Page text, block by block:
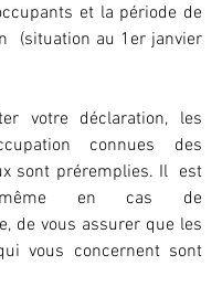
et la période de
(situation au 1er janvier
votre déclaration, les
connues des
sont préremplies. Il  est
même en cas de
de vous assurer que les
vous concernent sont